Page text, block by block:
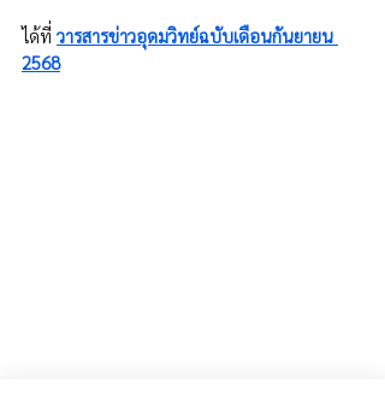
ได้ที่ วารสารข่าวอุดมวิทย์ฉบับเดือนกันยายน
2568